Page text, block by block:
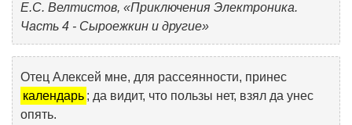
Е.С. Велтистов, «Приключения Электроника.
Часть 4 - Сыроежкин и другие»
Отец Алексей мне, для рассеянности, принес
календарь ; да видит, что пользы нет, взял да унес
опять.